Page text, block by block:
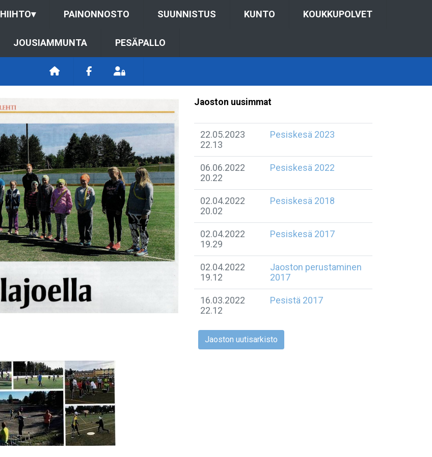
HIIHTO▾ PAINONNOSTO SUUNNISTUS KUNTO KOUKKUPOLVET
JOUSIAMMUNTA PESÄPALLO
Jaoston uusimmat
22.05.2023
22.13
Pesiskesä 2023
06.06.2022
20.22
Pesiskesä 2022
02.04.2022
20.02
Pesiskesä 2018
02.04.2022
19.29
Pesiskesä 2017
02.04.2022
19.12
Jaoston perustaminen
2017
16.03.2022
22.12
Pesistä 2017
Jaoston uutisarkisto